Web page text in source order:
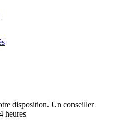
disposition. Un conseiller
heures